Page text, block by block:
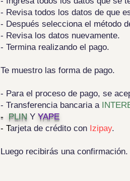
- Revisa todos los datos de que
- Después selecciona el método
- Revisa los datos nuevamente.
- Termina realizando el pago.
Te muestro las forma de pago.
- Para el proceso de pago, se
- Transferencia bancaria a INTER
- PLIN Y YAPE
- Tarjeta de crédito con Izipay.
Luego recibirás una confirmación.